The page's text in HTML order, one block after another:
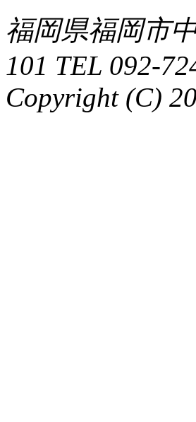
福岡県福岡市
101 TEL 092-
Copyright (C)